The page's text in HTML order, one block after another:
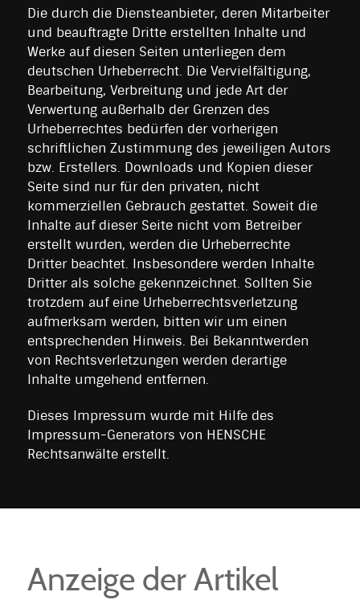
Die durch die Diensteanbieter, deren Mitarbeiter
und beauftragte Dritte erstellten Inhalte und
Werke auf diesen Seiten unterliegen dem
deutschen Urheberrecht. Die Vervielfältigung,
Bearbeitung, Verbreitung und jede Art der
Verwertung außerhalb der Grenzen des
Urheberrechtes bedürfen der vorherigen
schriftlichen Zustimmung des jeweiligen Autors
bzw. Erstellers. Downloads und Kopien dieser
Seite sind nur für den privaten, nicht
kommerziellen Gebrauch gestattet. Soweit die
Inhalte auf dieser Seite nicht vom Betreiber
erstellt wurden, werden die Urheberrechte
Dritter beachtet. Insbesondere werden Inhalte
Dritter als solche gekennzeichnet. Sollten Sie
trotzdem auf eine Urheberrechtsverletzung
aufmerksam werden, bitten wir um einen
entsprechenden Hinweis. Bei Bekanntwerden
von Rechtsverletzungen werden derartige
Inhalte umgehend entfernen.
Dieses Impressum wurde mit Hilfe des
Impressum-Generators von HENSCHE
Rechtsanwälte erstellt.
Anzeige der Artikel